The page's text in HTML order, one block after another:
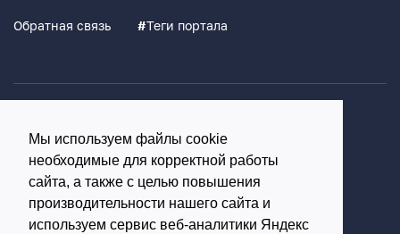
Мы используем файлы cookie
необходимые для корректной работы
сайта, а также с целью повышения
производительности нашего сайта и
используем сервис веб-аналитики Яндекс
Обратная связь #Теги портала
Согласие на обработку персональных данных
16+
© Использование материалов возможно только с